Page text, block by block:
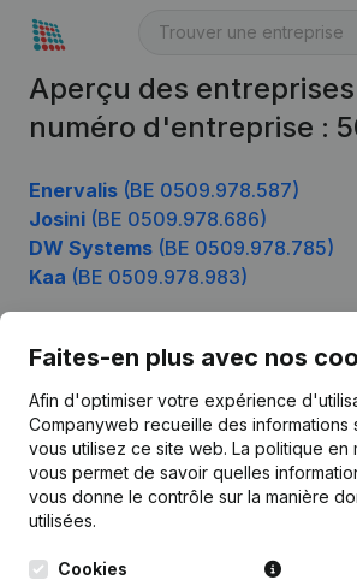
Aperçu des
numéro d'entreprise :
Enervalis (BE 0509.978.587)
Josini (BE 0509.978.686)
DW Systems (BE 0509.978.785)
Kaa (BE 0509.978.983)
Faites-en plus avec nos
Afin d'optimiser votre expérience
Companyweb recueille des informations
vous utilisez ce site web. La politique en
vous permet de savoir quelles
vous donne le contrôle sur la manière
utilisées.
Cookies
Français
Leuvensesteenweg